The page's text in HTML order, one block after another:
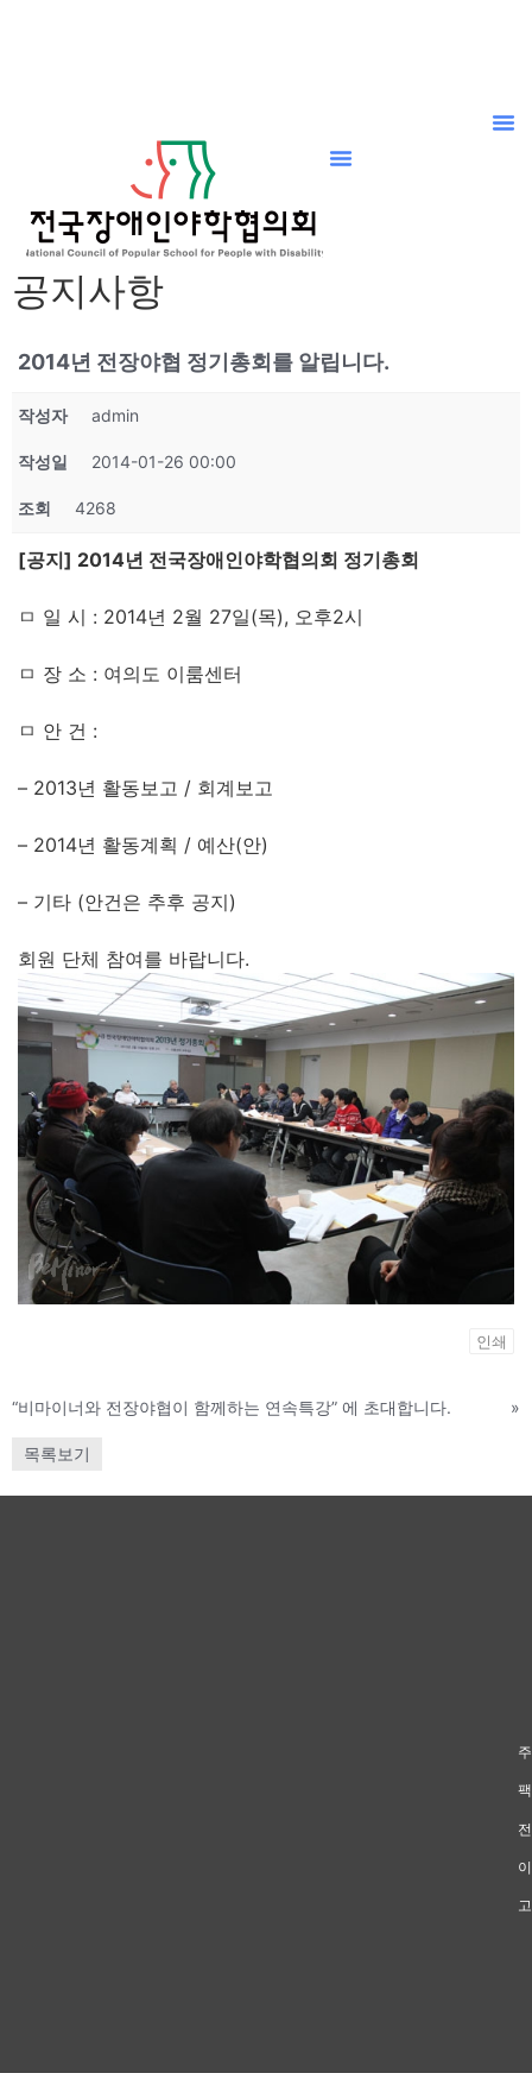
공지사항
2014년 전장야협 정기총회를 알립니다.
작성자 admin
작성일 2014-01-26 00:00
조회 4268
[공지] 2014년 전국장애인야학협의회 정기총회
ㅁ 일 시 : 2014년 2월 27일(목), 오후2시
ㅁ 장 소 : 여의도 이룸센터
ㅁ 안 건 :
– 2013년 활동보고 / 회계보고
– 2014년 활동계획 / 예산(안)
– 기타 (안건은 추후 공지)
회원 단체 참여를 바랍니다.
인쇄
“비마이너와 전장야협이 함께하는 연속특강” 에 초대합니다. »
목록보기